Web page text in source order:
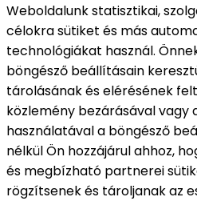
Weboldalunk statisztikai,
célokra sütiket és más
technológiákat használ.
böngésző beállításain
tárolásának és elérésének
közlemény bezárásával vagy
használatával a böngésző
nélkül Ön hozzájárul ahhoz,
és megbízható partnerei
rögzítsenek és tároljanak az